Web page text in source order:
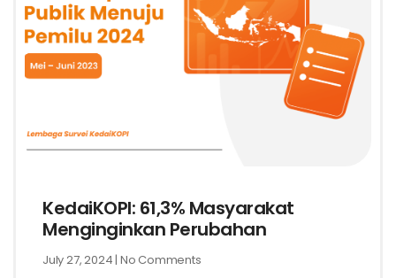
KedaiKOPI: 61,3% Masyarakat
Menginginkan Perubahan
July 27, 2024 No Comments